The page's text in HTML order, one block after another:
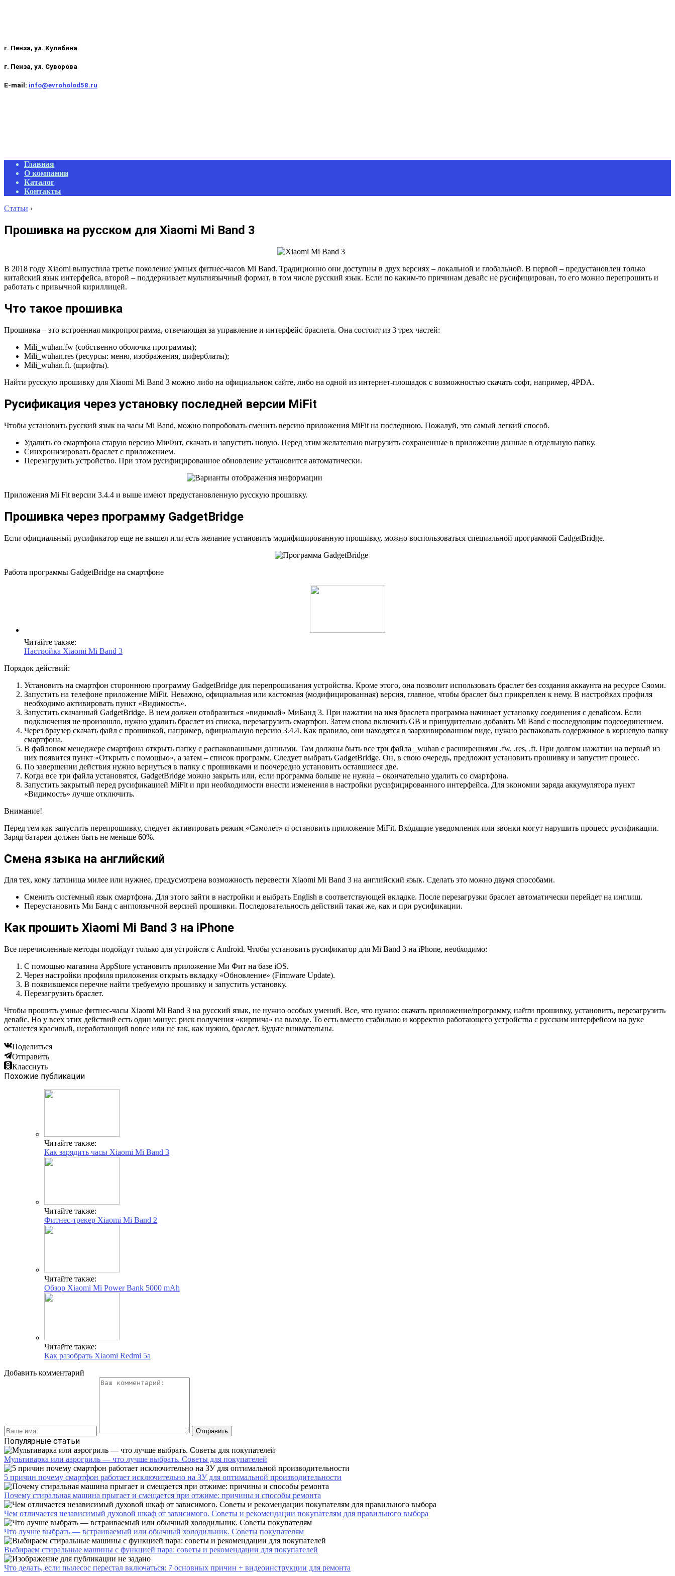
г. Пенза, ул. Кулибина
г. Пенза, ул. Суворова
E-mail: info@evroholod58.ru
Primary
Navigation
Menu
Главная
О компании
Каталог
Контакты
Статьи ›
Прошивка на русском для Xiaomi Mi Band 3
В 2018 году Xiaomi выпустила третье поколение умных фитнес-часов Mi Band. Традиционно они доступны в двух версиях – локальной и глобальной. В первой – предустановлен только
китайский язык интерфейса, второй – поддерживает мультиязычный формат, в том числе русский язык. Если по каким-то причинам девайс не русифицирован, то его можно перепрошить и
работать с привычной кириллицей.
Что такое прошивка
Прошивка – это встроенная микропрограмма, отвечающая за управление и интерфейс браслета. Она состоит из 3 трех частей:
Mili_wuhan.fw (собственно оболочка программы);
Mili_wuhan.res (ресурсы: меню, изображения, циферблаты);
Mili_wuhan.ft. (шрифты).
Найти русскую прошивку для Xiaomi Mi Band 3 можно либо на официальном сайте, либо на одной из интернет-площадок с возможностью скачать софт, например, 4PDA.
Русификация через установку последней версии MiFit
Чтобы установить русский язык на часы Mi Band, можно попробовать сменить версию приложения MiFit на последнюю. Пожалуй, это самый легкий способ.
Удалить со смартфона старую версию МиФит, скачать и запустить новую. Перед этим желательно выгрузить сохраненные в приложении данные в отдельную папку.
Синхронизировать браслет с приложением.
Перезагрузить устройство. При этом русифицированное обновление установится автоматически.
Приложения Mi Fit версии 3.4.4 и выше имеют предустановленную русскую прошивку.
Прошивка через программу GadgetBridge
Если официальный русификатор еще не вышел или есть желание установить модифицированную прошивку, можно воспользоваться специальной программой CadgetBridge.
Работа программы GadgetBridge на смартфоне
Читайте также:
Настройка Xiaomi Mi Band 3
Порядок действий:
Установить на смартфон стороннюю программу GadgetBridge для перепрошивания устройства. Кроме этого, она позволит использовать браслет без создания аккаунта на ресурсе Сяоми.
Запустить на телефоне приложение MiFit. Неважно, официальная или кастомная (модифицированная) версия, главное, чтобы браслет был прикреплен к нему. В настройках профиля
необходимо активировать пункт «Видимость».
Запустить скачанный GadgetBridge. В нем должен отобразиться «видимый» МиБанд 3. При нажатии на имя браслета программа начинает установку соединения с девайсом. Если
подключения не произошло, нужно удалить браслет из списка, перезагрузить смартфон. Затем снова включить GB и принудительно добавить Mi Band с последующим подсоединением.
Через браузер скачать файл с прошивкой, например, официальную версию 3.4.4. Как правило, они находятся в заархивированном виде, нужно распаковать содержимое в корневую папку
смартфона.
В файловом менеджере смартфона открыть папку с распакованными данными. Там должны быть все три файла _wuhan с расширениями .fw, .res, .ft. При долгом нажатии на первый из
них появится пункт «Открыть с помощью», а затем – список программ. Следует выбрать GadgetBridge. Он, в свою очередь, предложит установить прошивку и запустит процесс.
По завершении действия нужно вернуться в папку с прошивками и поочередно установить оставшиеся две.
Когда все три файла установятся, GadgetBridge можно закрыть или, если программа больше не нужна – окончательно удалить со смартфона.
Запустить закрытый перед русификацией MiFit и при необходимости внести изменения в настройки русифицированного интерфейса. Для экономии заряда аккумулятора пункт
«Видимость» лучше отключить.
Внимание!
Перед тем как запустить перепрошивку, следует активировать режим «Самолет» и остановить приложение MiFit. Входящие уведомления или звонки могут нарушить процесс русификации.
Заряд батареи должен быть не меньше 60%.
Смена языка на английский
Для тех, кому латиница милее или нужнее, предусмотрена возможность перевести Xiaomi Mi Band 3 на английский язык. Сделать это можно двумя способами.
Сменить системный язык смартфона. Для этого зайти в настройки и выбрать English в соответствующей вкладке. После перезагрузки браслет автоматически перейдет на инглиш.
Переустановить Ми Банд с англоязычной версией прошивки. Последовательность действий такая же, как и при русификации.
Как прошить Xiaomi Mi Band 3 на iPhone
Все перечисленные методы подойдут только для устройств с Android. Чтобы установить русификатор для Mi Band 3 на iPhone, необходимо:
С помощью магазина AppStore установить приложение Ми Фит на базе iOS.
Через настройки профиля приложения открыть вкладку «Обновление» (Firmware Update).
В появившемся перечне найти требуемую прошивку и запустить установку.
Перезагрузить браслет.
Чтобы прошить умные фитнес-часы Xiaomi Mi Band 3 на русский язык, не нужно особых умений. Все, что нужно: скачать приложение/программу, найти прошивку, установить, перезагрузить
девайс. Но у всех этих действий есть один минус: риск получения «кирпича» на выходе. То есть вместо стабильно и корректно работающего устройства с русским интерфейсом на руке
останется красивый, неработающий вовсе или не так, как нужно, браслет. Будьте внимательны.
Поделиться
Отправить
Класснуть
Похожие публикации
Читайте также:
Как зарядить часы Xiaomi Mi Band 3
Читайте также:
Фитнес-трекер Xiaomi Mi Band 2
Читайте также:
Обзор Xiaomi Mi Power Bank 5000 mAh
Читайте также:
Как разобрать Xiaomi Redmi 5а
Добавить комментарий
Популярные статьи
Мультиварка или аэрогриль — что лучше выбрать. Советы для покупателей
5 причин почему смартфон работает исключительно на ЗУ для оптимальной производительности
Почему стиральная машина прыгает и смещается при отжиме: причины и способы ремонта
Чем отличается независимый духовой шкаф от зависимого. Советы и рекомендации покупателям для правильного выбора
Что лучше выбрать — встраиваемый или обычный холодильник. Советы покупателям
Выбираем стиральные машины с функцией пара: советы и рекомендации для покупателей
Что делать, если пылесос перестал включаться: 7 основных причин + видеоинструкции для ремонта